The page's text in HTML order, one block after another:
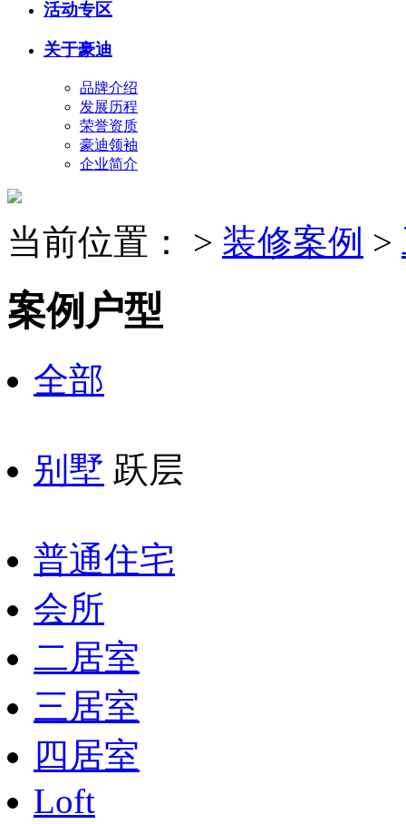
活动专区
关于豪迪
品牌介绍
发展历程
荣誉资质
豪迪领袖
企业简介
当前位置： > 装修案例 >
案例户型
全部
别墅 跃层
普通住宅
会所
二居室
三居室
四居室
Loft